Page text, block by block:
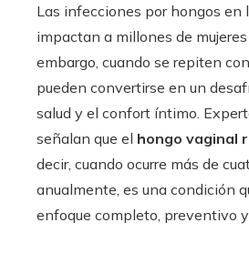
Las infecciones por hongos en
impactan a millones de
embargo, cuando se repiten
pueden convertirse en un
salud y el confort íntimo.
señalan que el hongo vaginal
decir, cuando ocurre más de
anualmente, es una condición
enfoque completo, preventivo